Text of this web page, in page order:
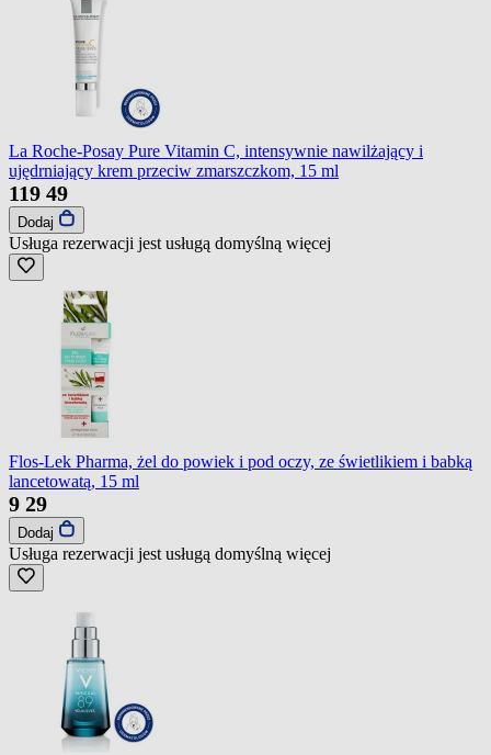
La Roche-Posay Pure Vitamin C, intensywnie nawilżający i
ujędrniający krem przeciw zmarszczkom, 15 ml
119 49
Dodaj
Usługa rezerwacji jest usługą domyślną więcej
Flos-Lek Pharma, żel do powiek i pod oczy, ze świetlikiem i babką
lancetowatą, 15 ml
9 29
Dodaj
Usługa rezerwacji jest usługą domyślną więcej